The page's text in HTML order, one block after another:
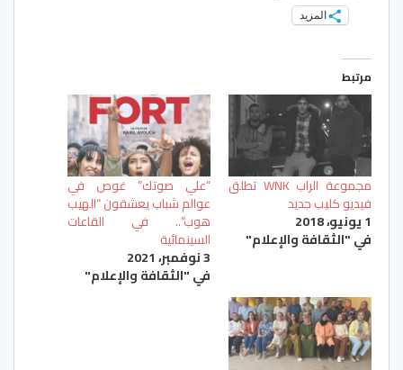
المزيد
مرتبط
مجموعة الراب WNK تطلق
فيديو كليب جديد
1 يونيو، 2018
في "الثقافة والإعلام"
“علي صوتك” غوص في
عوالم شباب يعشقون “الهيب
هوب”.. في القاعات
السينمائية
3 نوفمبر، 2021
في "الثقافة والإعلام"